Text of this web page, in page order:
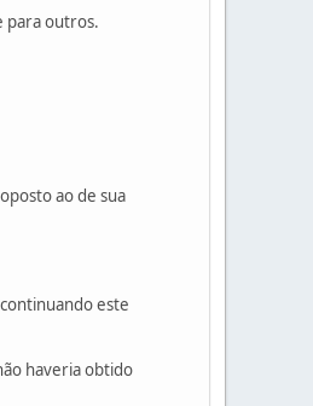
para outros.
ao de sua
este
haveria obtido